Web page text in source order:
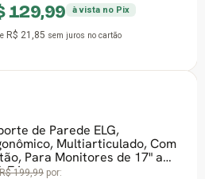
à vista no Pix
sem juros no cartão
ELG,
Multiarticulado, Com
Monitores de 17" a
por: